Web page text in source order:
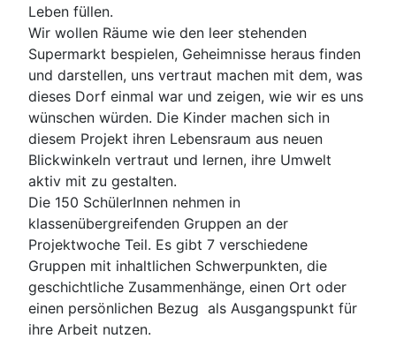
Leben füllen.
Wir wollen Räume wie den leer stehenden
Supermarkt bespielen, Geheimnisse heraus finden
und darstellen, uns vertraut machen mit dem, was
dieses Dorf einmal war und zeigen, wie wir es uns
wünschen würden. Die Kinder machen sich in
diesem Projekt ihren Lebensraum aus neuen
Blickwinkeln vertraut und lernen, ihre Umwelt
aktiv mit zu gestalten.
Die 150 SchülerInnen nehmen in
klassenübergreifenden Gruppen an der
Projektwoche Teil. Es gibt 7 verschiedene
Gruppen mit inhaltlichen Schwerpunkten, die
geschichtliche Zusammenhänge, einen Ort oder
einen persönlichen Bezug als Ausgangspunkt für
ihre Arbeit nutzen.